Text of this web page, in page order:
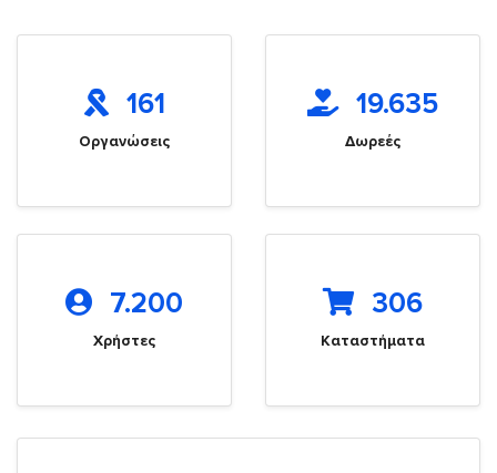
161
Οργανώσεις
19.635
Δωρεές
7.200
Χρήστες
306
Καταστήματα